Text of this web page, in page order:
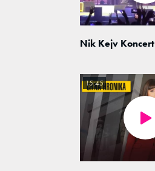
Nik Kejv Koncert
15:45